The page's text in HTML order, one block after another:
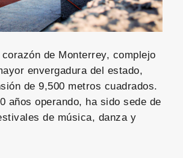
de Monterrey, complejo
envergadura del estado,
de 9,500 metros cuadrados.
años operando, ha sido sede de
de música, danza y